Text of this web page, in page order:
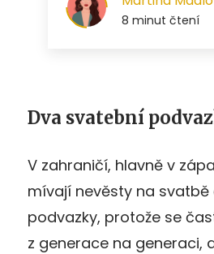
Dva svatební
V zahraničí, hlavně v
mívají nevěsty na
podvazky, protože se
z generace na generaci,